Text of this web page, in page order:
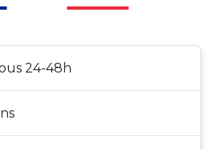
24-48h